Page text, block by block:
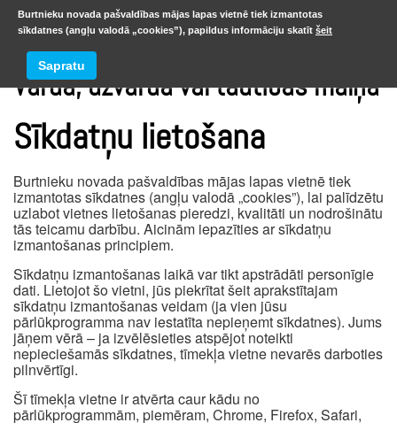
Vārda, uzvārda vai tautības maiņa
Sīkdatņu lietošana
Burtnieku novada pašvaldības mājas lapas vietnē tiek
izmantotas sīkdatnes (angļu valodā „cookies”), lai palīdzētu
uzlabot vietnes lietošanas pieredzi, kvalitāti un nodrošinātu
tās teicamu darbību. Aicinām iepazīties ar sīkdatņu
izmantošanas principiem.
Sīkdatņu izmantošanas laikā var tikt apstrādāti personīgie
dati. Lietojot šo vietni, jūs piekrītat šeit aprakstītajam
sīkdatņu izmantošanas veidam (ja vien jūsu
pārlūkprogramma nav iestatīta nepieņemt sīkdatnes). Jums
jāņem vērā – ja izvēlēsieties atspējot noteikti
nepieciešamās sīkdatnes, tīmekļa vietne nevarēs darboties
pilnvērtīgi.
Šī tīmekļa vietne ir atvērta caur kādu no
pārlūkprogrammām, piemēram, Chrome, Firefox, Safari,
Burtnieku novada pašvaldības mājas lapas vietnē tiek izmantotas
sīkdatnes (angļu valodā „cookies”), papildus informāciju skatīt šeit
Sapratu